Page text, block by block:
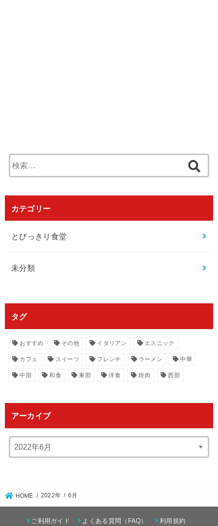
索
カテゴリー
とびっきり食堂
未分類
タグ
おすすめ その他 イタリアン エスニック
カフェ スイーツ フレンチ ラーメン 中華
中部 和食 東部 洋食 焼肉 西部
アーカイブ
HOME 2022年 6月
ご利用ガイド よくある質問（FAQ） 利用規約